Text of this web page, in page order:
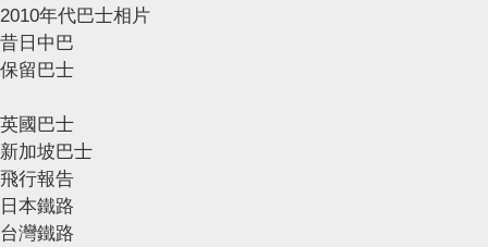
2010年代巴士相片
昔日中巴
保留巴士
英國巴士
新加坡巴士
飛行報告
日本鐵路
台灣鐵路